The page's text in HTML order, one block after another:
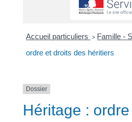
Accueil particuliers > Famille -
ordre et droits des héritiers
Dossier
Héritage :